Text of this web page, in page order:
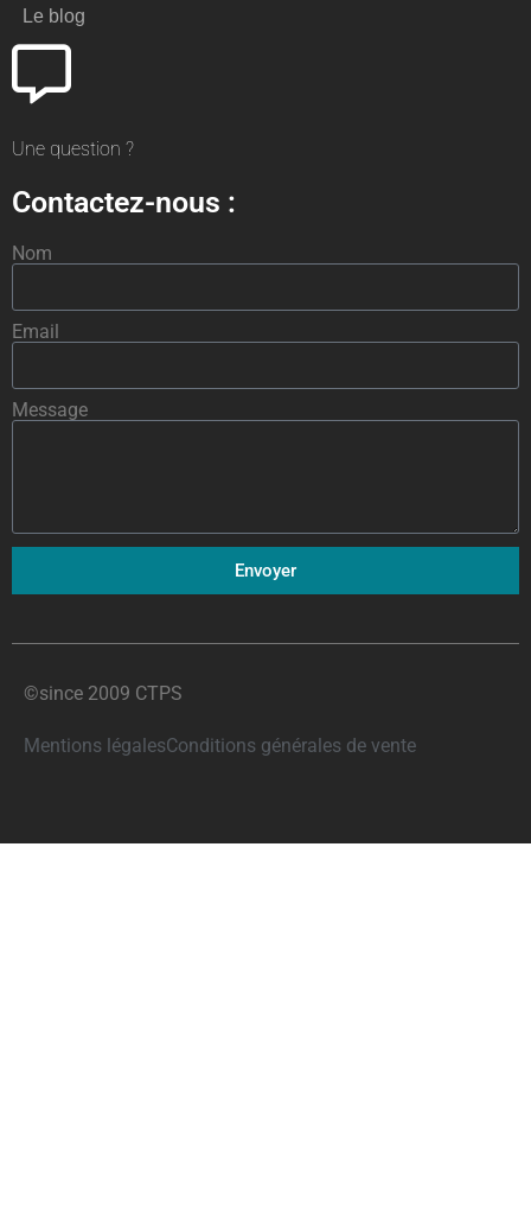
Le blog
Une question ?
Contactez-nous :
Nom
Email
Message
Envoyer
©since 2009 CTPS
Mentions légalesConditions générales de vente